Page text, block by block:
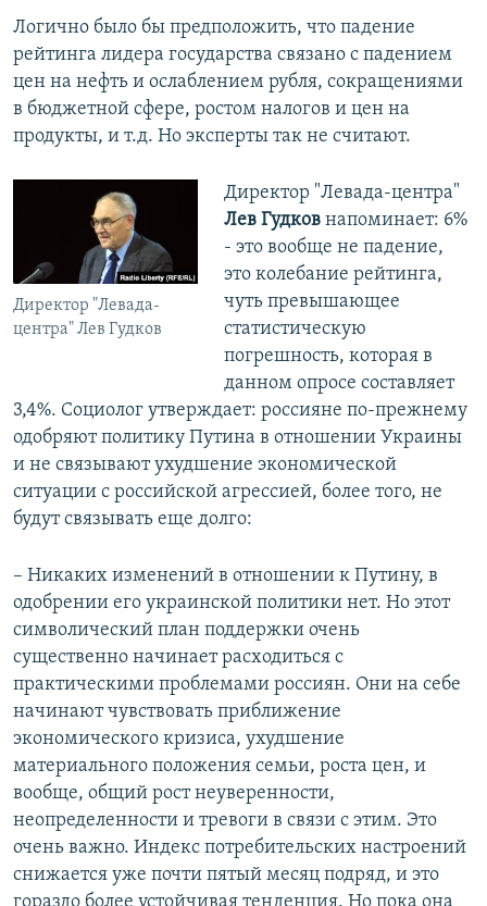
Логично было бы предположить, что падение
рейтинга лидера государства связано с падением
цен на нефть и ослаблением рубля, сокращениями
в бюджетной сфере, ростом налогов и цен на
продукты, и т.д. Но эксперты так не считают.
Директор "Левада-
центра" Лев Гудков
Директор "Левада-центра"
Лев Гудковнапоминает: 6%
- это вообще не падение,
это колебание рейтинга,
чуть превышающее
статистическую
погрешность, которая в
данном опросе составляет
3,4%. Социолог утверждает: россияне по-прежнему
одобряют политику Путина в отношении Украины
и не связывают ухудшение экономической
ситуации с российской агрессией, более того, не
будут связывать еще долго:
– Никаких изменений в отношении к Путину, в
одобрении его украинской политики нет. Но этот
символический план поддержки очень
существенно начинает расходиться с
практическими проблемами россиян. Они на себе
начинают чувствовать приближение
экономического кризиса, ухудшение
материального положения семьи, роста цен, и
вообще, общий рост неуверенности,
неопределенности и тревоги в связи с этим. Это
очень важно. Индекс потребительских настроений
снижается уже почти пятый месяц подряд, и это